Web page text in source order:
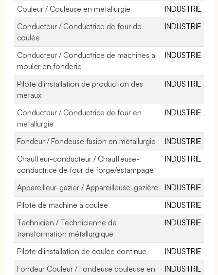
Couleur / Couleuse en métallurgie
INDUSTRIE
Conducteur / Conductrice de four de
coulée
INDUSTRIE
Conducteur / Conductrice de machines à
mouler en fonderie
INDUSTRIE
Pilote d'installation de production des
métaux
INDUSTRIE
Conducteur / Conductrice de four en
métallurgie
INDUSTRIE
Fondeur / Fondeuse fusion en métallurgie
INDUSTRIE
Chauffeur-conducteur / Chauffeuse-
conductrice de four de forge/estampage
INDUSTRIE
Appareilleur-gazier / Appareilleuse-gazière
INDUSTRIE
Pilote de machine à coulée
INDUSTRIE
Technicien / Technicienne de
transformation métallurgique
INDUSTRIE
Pilote d'installation de coulée continue
INDUSTRIE
Fondeur Couleur / Fondeuse couleuse en
INDUSTRIE